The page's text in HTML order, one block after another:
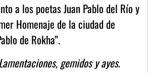
a los poetas Juan Pablo del Río y
Homenaje de la ciudad de
de Rokha”.
gemidos y ayes.